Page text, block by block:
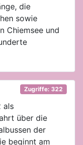
die
sowie
Chiemsee und
Zugriffe: 322
als
über die
der
beginnt am